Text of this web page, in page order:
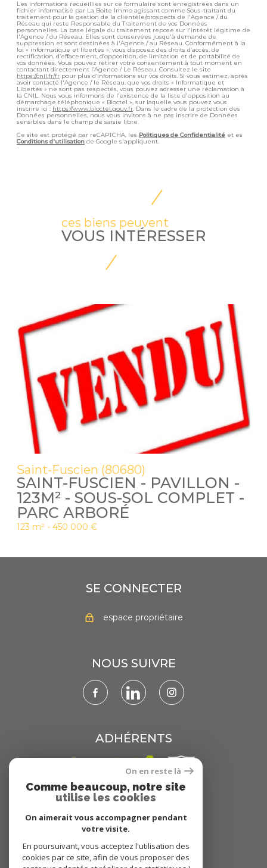
Les informations recueillies sur ce formulaire sont enregistrées dans un
fichier informatisé par La Boite Immo agissant comme Sous-traitant du
traitement pour la gestion de la clientèle/prospects de l'Agence / du
Réseau qui reste Responsable du Traitement de vos Données
personnelles. La base légale du traitement repose sur l'intérêt légitime de
l'Agence / du Réseau. Elles sont conservées jusqu'à demande de
suppression et sont destinées à l'Agence / au Réseau. Conformément à la
loi « informatique et libertés », vous disposez des droits d’accès, de
rectification, d’effacement, d’opposition, de limitation et de portabilité de
vos données. Vous pouvez retirer votre consentement à tout moment en
contactant directement l’Agence / Le Réseau. Consultez le site
https://cnil.fr/fr pour plus d’informations sur vos droits. Si vous estimez, après
avoir contacté l'Agence / le Réseau, que vos droits « Informatique et
Libertés » ne sont pas respectés, vous pouvez adresser une réclamation à
la CNIL. Nous vous informons de l’existence de la liste d'opposition au
démarchage téléphonique « Bloctel », sur laquelle vous pouvez vous
inscrire ici : https://www.bloctel.gouv.fr. Dans le cadre de la protection des
Données personnelles, nous vous invitons à ne pas inscrire de Données
sensibles dans le champ de saisie libre.
Ce site est protégé par reCAPTCHA, les Politiques de Confidentialité et es
Conditions d'utilisation de Google s'appliquent.
ces biens peuvent
VOUS INTÉRESSER
Saint-Fuscien (80680)
SAINT-FUSCIEN - PAVILLON -
123M² - SOUS-SOL COMPLET -
PARC ARBORÉ
123 m² - 450 000 €
SE CONNECTER
espace propriétaire
NOUS SUIVRE
ADHÉRENTS
© 2022
Tous droits réservés
Traduction powered by Google
On en reste là
Comme beaucoup, notre site
utilise les cookies
On aimerait vous accompagner pendant
votre visite.
En poursuivant, vous acceptez l'utilisation des
cookies par ce site, afin de vous proposer des